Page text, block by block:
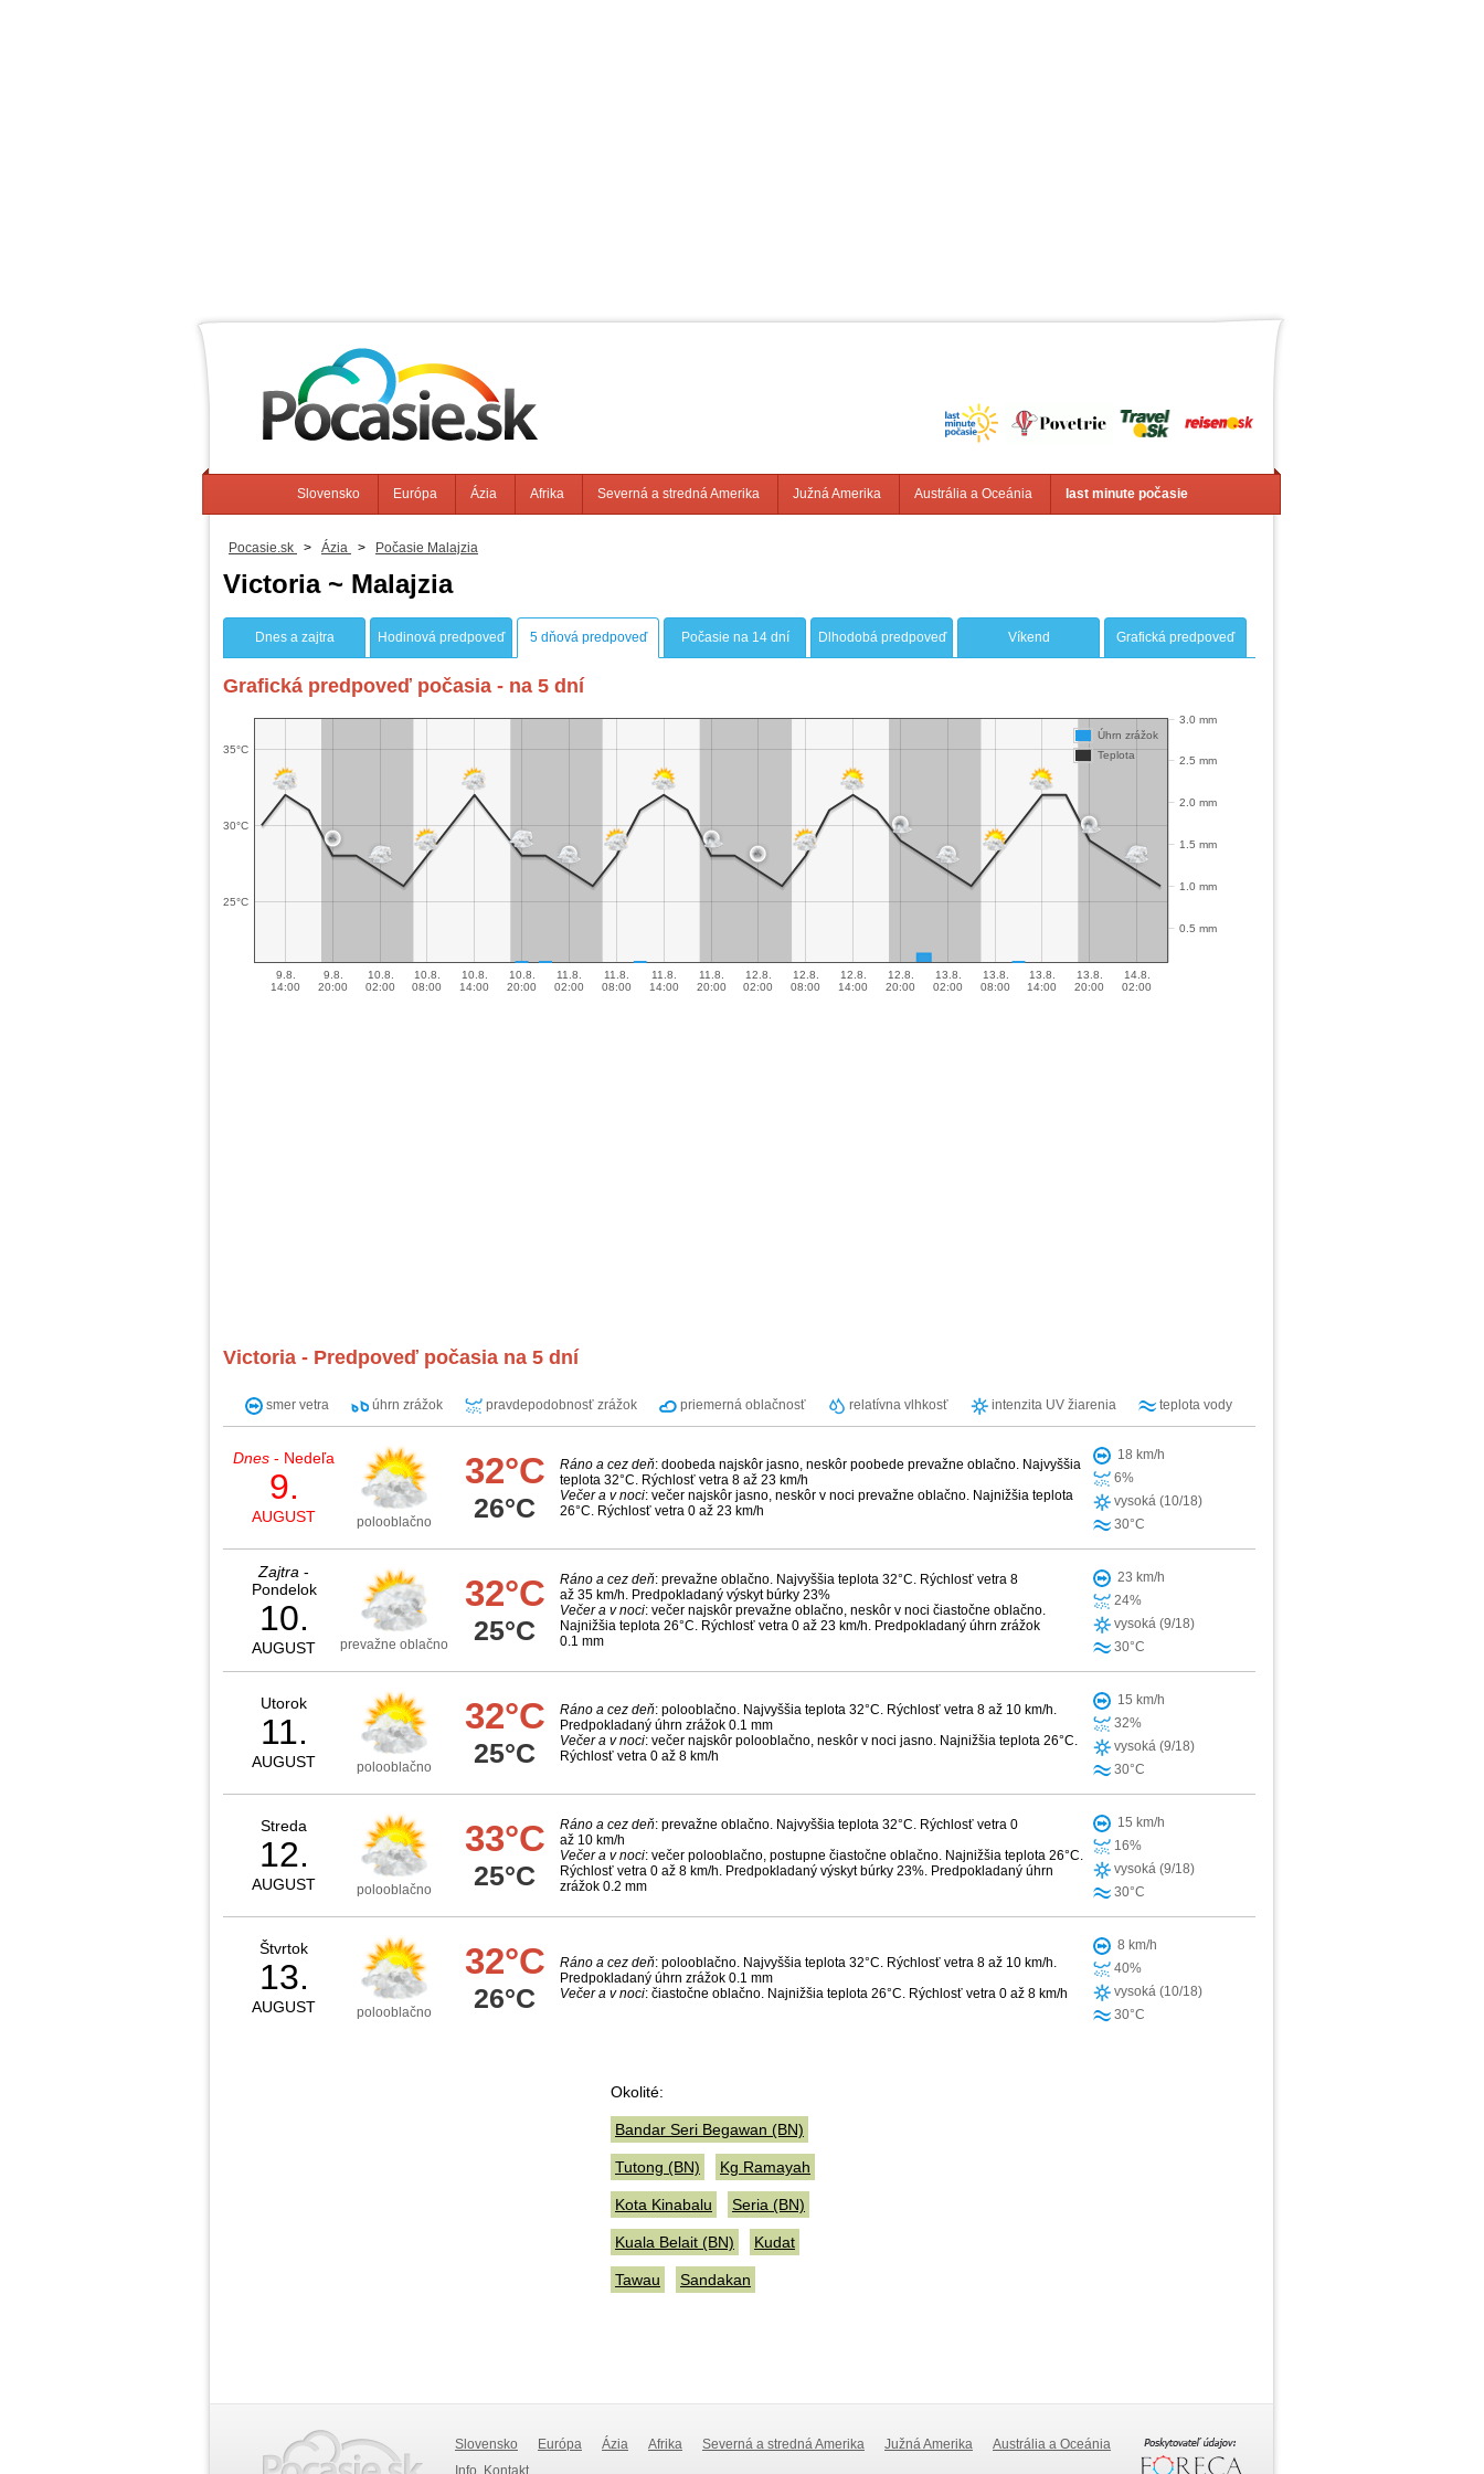
Slovensko Európa Ázia Afrika Severná a stredná Amerika Južná Amerika Austrália a Oceánia last minute počasie
Pocasie.sk > Ázia > Počasie Malajzia
Victoria ~ Malajzia
Dnes a zajtra Hodinová predpoveď 5 dňová predpoveď Počasie na 14 dní Dlhodobá predpoveď Víkend Grafická predpoveď
Grafická predpoveď počasia - na 5 dní
9.8.
14:00
9.8.
20:00
10.8.
02:00
10.8.
08:00
10.8.
14:00
10.8.
20:00
11.8.
02:00
11.8.
08:00
11.8.
14:00
11.8.
20:00
12.8.
02:00
12.8.
08:00
12.8.
14:00
12.8.
20:00
13.8.
02:00
13.8.
08:00
13.8.
14:00
13.8.
20:00
14.8.
02:00
25°C
30°C
35°C
0.5 mm
1.0 mm
1.5 mm
2.0 mm
2.5 mm
3.0 mm
Úhrn zrážok
Teplota
Victoria - Predpoveď počasia na 5 dní
smer vetra úhrn zrážok pravdepodobnosť zrážok priemerná oblačnosť relatívna vlhkosť intenzita UV žiarenia teplota vody
Dnes - Nedeľa
9.
AUGUST polooblačno
32°C
26°C
Ráno a cez deň: doobeda najskôr jasno, neskôr poobede prevažne oblačno. Najvyššia
teplota 32°C. Rýchlosť vetra 8 až 23 km/h
Večer a v noci: večer najskôr jasno, neskôr v noci prevažne oblačno. Najnižšia teplota
26°C. Rýchlosť vetra 0 až 23 km/h
18 km/h
6%
vysoká (10/18)
30°C
Zajtra -
Pondelok
10.
AUGUST prevažne oblačno
32°C
25°C
Ráno a cez deň: prevažne oblačno. Najvyššia teplota 32°C. Rýchlosť vetra 8
až 35 km/h. Predpokladaný výskyt búrky 23%
Večer a v noci: večer najskôr prevažne oblačno, neskôr v noci čiastočne oblačno.
Najnižšia teplota 26°C. Rýchlosť vetra 0 až 23 km/h. Predpokladaný úhrn zrážok
0.1 mm
23 km/h
24%
vysoká (9/18)
30°C
Utorok
11.
AUGUST polooblačno
32°C
25°C
Ráno a cez deň: polooblačno. Najvyššia teplota 32°C. Rýchlosť vetra 8 až 10 km/h.
Predpokladaný úhrn zrážok 0.1 mm
Večer a v noci: večer najskôr polooblačno, neskôr v noci jasno. Najnižšia teplota 26°C.
Rýchlosť vetra 0 až 8 km/h
15 km/h
32%
vysoká (9/18)
30°C
Streda
12.
AUGUST polooblačno
33°C
25°C
Ráno a cez deň: prevažne oblačno. Najvyššia teplota 32°C. Rýchlosť vetra 0
až 10 km/h
Večer a v noci: večer polooblačno, postupne čiastočne oblačno. Najnižšia teplota 26°C.
Rýchlosť vetra 0 až 8 km/h. Predpokladaný výskyt búrky 23%. Predpokladaný úhrn
zrážok 0.2 mm
15 km/h
16%
vysoká (9/18)
30°C
Štvrtok
13.
AUGUST polooblačno
32°C
26°C
Ráno a cez deň: polooblačno. Najvyššia teplota 32°C. Rýchlosť vetra 8 až 10 km/h.
Predpokladaný úhrn zrážok 0.1 mm
Večer a v noci: čiastočne oblačno. Najnižšia teplota 26°C. Rýchlosť vetra 0 až 8 km/h
8 km/h
40%
vysoká (10/18)
30°C
Okolité:
Bandar Seri Begawan (BN)
Tutong (BN) Kg Ramayah
Kota Kinabalu Seria (BN)
Kuala Belait (BN) Kudat
Tawau Sandakan
Slovensko Európa Ázia Afrika Severná a stredná Amerika Južná Amerika
Austrália a Oceánia
Info, Kontakt